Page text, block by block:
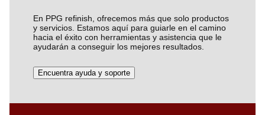
En PPG refinish, ofrecemos más que solo productos
y servicios. Estamos aquí para guiarle en el camino
hacia el éxito con herramientas y asistencia que le
ayudarán a conseguir los mejores resultados.
Encuentra ayuda y soporte